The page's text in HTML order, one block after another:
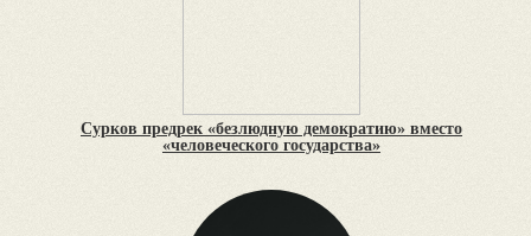
Сурков предрек «безлюдную демократию» вместо
«человеческого государства»